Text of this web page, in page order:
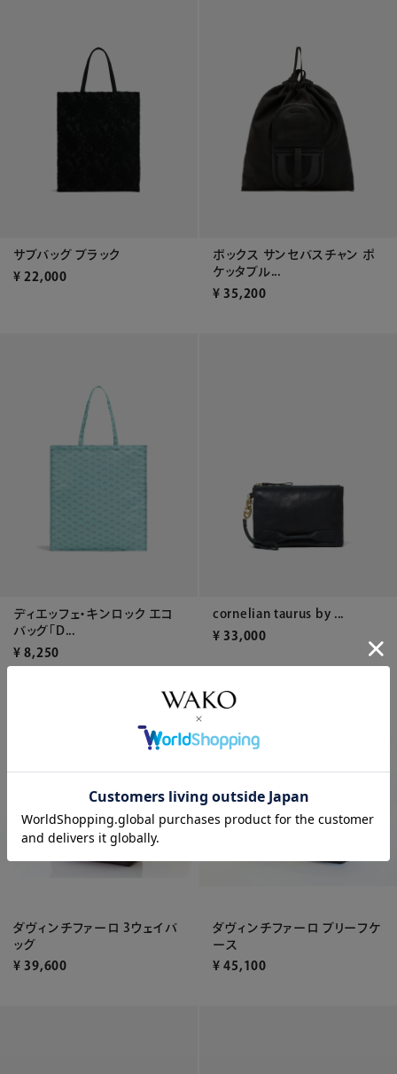
サブバッグ ブラック
¥ 22,000
ボックス サンセバスチャン ポ
ケッタブル...
¥ 35,200
ディエッフェ・キンロック エコ
バッグ「D...
¥ 8,250
cornelian taurus by ...
¥ 33,000
ダヴィンチファーロ 3ウェイバ
ッグ
¥ 39,600
ダヴィンチファーロ ブリーフケ
ース
¥ 45,100